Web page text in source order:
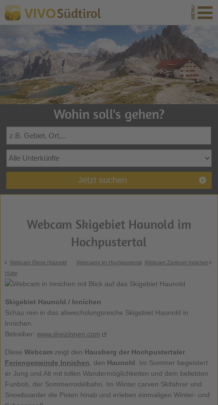
VIVOSüdtirol
Wohin soll's gehen?
Jetzt suchen
Webcam Skigebiet Haunold im
Hochpustertal
Webcam Riese Haunold
Hütte
Webcams im Hochpustertal Webcam Zentrum Innichen
Skigebiet Haunold / Innichen
Schau rein in das abwechslungsreiche Skigebiet Haunold in
Innichen.
Betreiber: www.dreizinnen.com
Diese Webcamzeigt den Hausberg der Hochpustertaler
Feriengemeinde Innichen , den Haunold . Im Sommer begeistert
er Jung und Alt mit tollen Wandermöglichkeiten und dem beliebten
Funbob, der Sommerrodelbahn. Im Winter carven Skifahrer und
Snowboarder die Pisten hinab und erleben einmaligen Winter- und